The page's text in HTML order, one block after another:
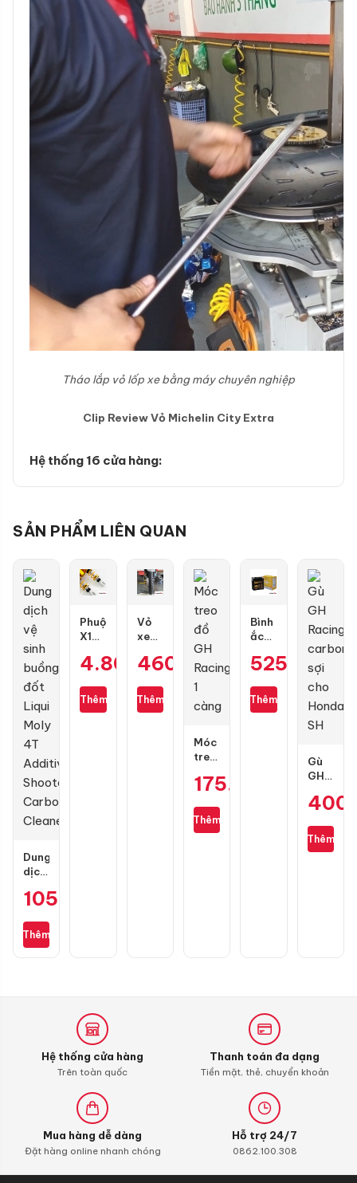
Tháo lắp vỏ lốp xe bằng máy chuyên nghiệp
Clip Review Vỏ Michelin City Extra
Hệ thống 16 cửa hàng:
SẢN PHẨM LIÊN QUAN
Dung
dịch
sinh
đốt
Liqui
105.000
Thêm
Phuộc
X1R
Pro
dầu
cho
4.800.000 ₫
Thêm
Vỏ
xe
80/90-
gai
kim
460.000₫
Thêm
Móc
treo
GH
1
càng
175.000
Thêm
Bình
ắc
GS
H
525.000
Thêm
Gù
GH
carbon
cho
Honda
Thêm
Hệ thống cửa hàng
Trên toàn quốc
Thanh toán đa dạng
Tiền mặt, thẻ, chuyển khoản
Mua hàng dễ dàng
Đặt hàng online nhanh chóng
Hỗ trợ 24/7
0862.100.308